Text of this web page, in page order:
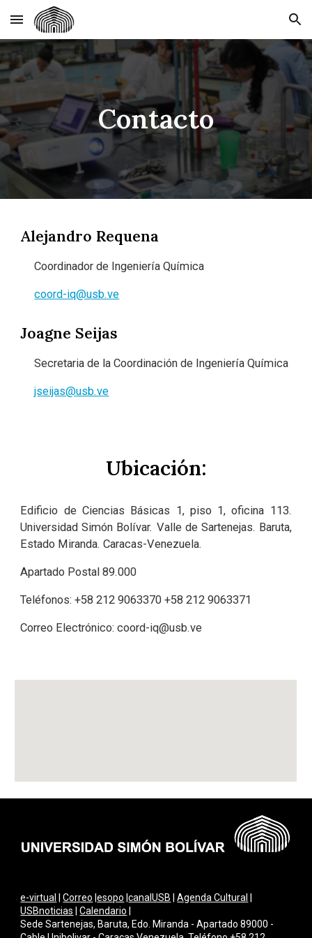
Skip to main content Skip to navigation
Contacto
Alejandro Requena
Coordinador de Ingeniería Química
coord-iq@usb.ve
Joagne Seijas
Secretaria de la Coordinación de Ingeniería Química
jseijas@usb.ve
Ubicación:
Edificio de Ciencias Básicas 1, piso 1, oficina 113.
Universidad Simón Bolívar. Valle de Sartenejas. Baruta,
Estado Miranda. Caracas-Venezuela.
Apartado Postal 89.000
Teléfonos: +58 212 9063370+58 212 9063371
Correo Electrónico:coord-iq@usb.ve
e-virtual |Correo |esopo |canalUSB |Agenda Cultural
USBnoticias |Calendario
Sede Sartenejas, Baruta, Edo. Miranda - Apartado 89000 -